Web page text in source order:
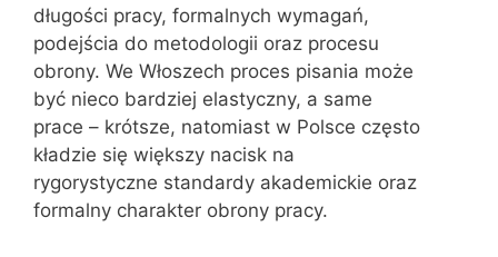
długości pracy, formalnych wymagań,
podejścia do metodologii oraz procesu
obrony. We Włoszech proces pisania może
być nieco bardziej elastyczny, a same
prace – krótsze, natomiast w Polsce często
kładzie się większy nacisk na
rygorystyczne standardy akademickie oraz
formalny charakter obrony pracy.